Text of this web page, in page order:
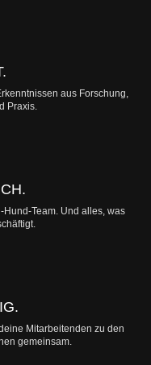
aus Forschung,
Praxis.
Team. Und alles, was
Mitarbeitenden zu den
gemeinsam.